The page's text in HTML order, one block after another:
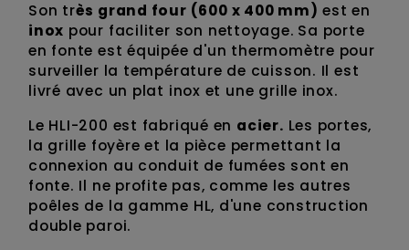
Son très grand four (600 x 400 mm) est en
inox pour faciliter son nettoyage. Sa porte
en fonte est équipée d'un thermomètre pour
surveiller la température de cuisson. Il est
livré avec un plat inox et une grille inox.
Le HLI-200 est fabriqué en acier. Les portes,
la grille foyère et la pièce permettant la
connexion au conduit de fumées sont en
fonte. Il ne profite pas, comme les autres
poêles de la gamme HL, d'une construction
double paroi.